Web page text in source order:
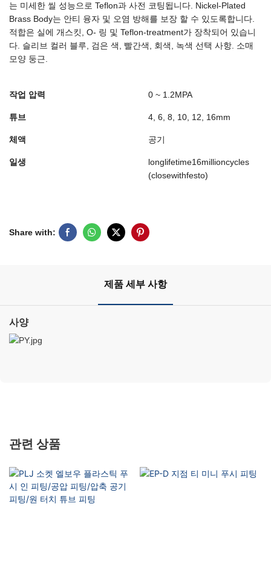
는 미세한 씰 성능으로 Teflon과 사전 코팅됩니다. Nickel-Plated
Brass Body는 안티 융자 및 오염 방해를 보장 할 수 있도록합니다.
적합은 실에 개스킷, O- 링 및 Teflon-treatment가 장착되어 있습니
다. 슬리브 컬러 블루, 검은 색, 빨간색, 회색, 녹색 선택 사항. 소매
모양 둥근.
작업 압력 0 ~ 1.2MPA
튜브 4, 6, 8, 10, 12, 16mm
체액 공기
일생
longlifetime16millioncycles
(closewithfesto)
Share with:
제품 세부 사항
사양
관련 상품